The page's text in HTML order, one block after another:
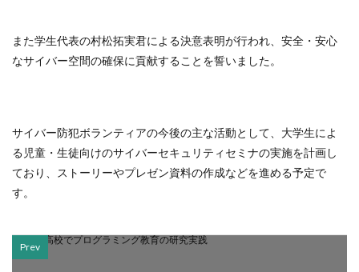
また学生代表の村松拓実君による決意表明が行われ、安全・安心
なサイバー空間の確保に貢献することを誓いました。
サイバー防犯ボランティアの今後の主な活動として、大学生によ
る児童・生徒向けのサイバーセキュリティセミナの実施を計画し
ており、ストーリーやプレゼン資料の作成などを進める予定で
す。
Prev